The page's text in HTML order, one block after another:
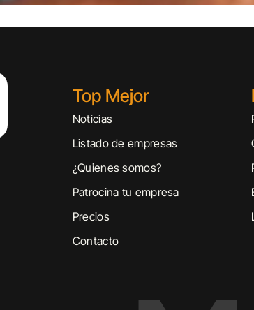
Top Mejor
Noticias
Listado de empresas
¿Quienes somos?
Patrocina tu empresa
Precios
Contacto